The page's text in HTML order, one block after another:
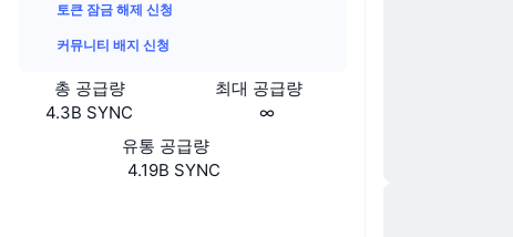
토큰 잠금 해제 신청
커뮤니티 배지 신청
총 공급량
4.3B SYNC
최대 공급량
∞
유통 공급량
4.19B SYNC